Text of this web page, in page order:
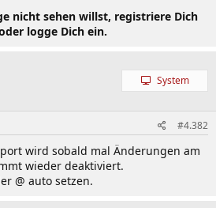
nicht sehen willst, registriere Dich
logge Dich ein.
System
#4.382
wird sobald mal Änderungen am
wieder deaktiviert.
@ auto setzen.